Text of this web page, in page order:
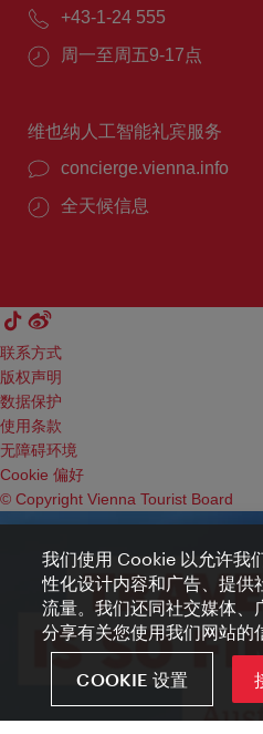
+43-1-24 555
周一至周五9-17点
维也纳人工智能礼宾服务
concierge.vienna.info
全天候信息
联系方式
版权声明
数据保护
使用条款
无障碍环境
Cookie 偏好
© Copyright Vienna Tourist Board
我们使用 Cookie 以允许我
性化设计内容和广告、提供
流量。我们还同社交媒体、
分享有关您使用我们网站的
COOKIE 设置